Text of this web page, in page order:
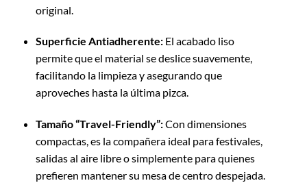
original.
Superficie Antiadherente:El acabado liso
permite que el material se deslice suavemente,
facilitando la limpieza y asegurando que
aproveches hasta la última pizca.
Tamaño “Travel-Friendly”:Con dimensiones
compactas, es la compañera ideal para festivales,
salidas al aire libre o simplemente para quienes
prefieren mantener su mesa de centro despejada.